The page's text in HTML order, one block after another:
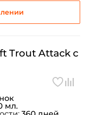
Trout Attack с
мл.